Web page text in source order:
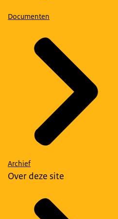
Documenten
Archief
Over deze site